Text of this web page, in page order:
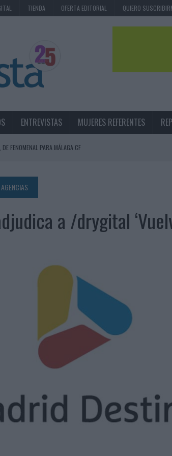
TIENDA OFERTA EDITORIAL QUIERO
ENTREVISTAS MUJERES REFERENTES
DE FENOMENAL PARA MÁLAGA CF
EL CONSUMO DE MEDIOS EN VERANO Y SUPERA AL MÓVIL COMO
ALCANZA YA AL 62% DE LOS ESPAÑOLES
BASTONI COMO NUEVA DIRECTORA COMERCIAL GLOBAL
DE LA CREATIVIDAD
URBANA PARA TRANSFORMAR EL PATRIMONIO HISTÓRICO EN
A CASONÁ Y ASUME LA GESTIÓN DE SUS RELACIONES CON LOS
ACERCA EL PARAÍSO CANARIO EN SU ÚLTIMA CAMPAÑA
ARIAS): “LA CONSTRUCCIÓN DE MARCA A LARGO PLAZO Y LA
22GRADOS PARA LOPESAN HOTELS & RESORTS
DE DENTSU CREATIVE PARA ORANGE
CADA BOTELLA EN UNA OPORTUNIDAD DE INCLUSIÓN
TRANSFORMADOR DEL AUDIO EN SU NUEVA CAMPAÑA GLOBAL DE
AGENCIAS
a /drygital